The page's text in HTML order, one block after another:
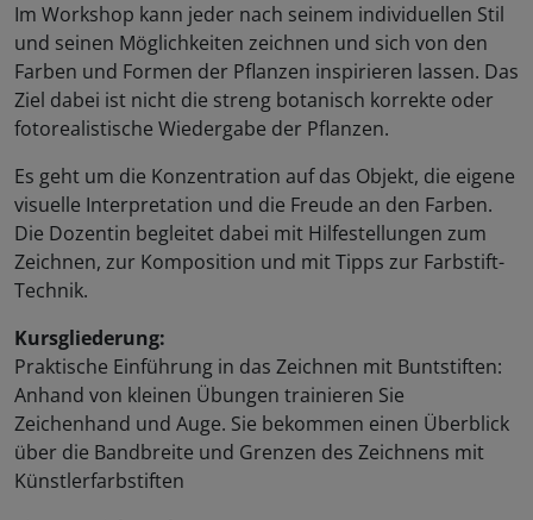
Im Workshop kann jeder nach seinem individuellen Stil
und seinen Möglichkeiten zeichnen und sich von den
Farben und Formen der Pflanzen inspirieren lassen. Das
Ziel dabei ist nicht die streng botanisch korrekte oder
fotorealistische Wiedergabe der Pflanzen.
Es geht um die Konzentration auf das Objekt, die eigene
visuelle Interpretation und die Freude an den Farben.
Die Dozentin begleitet dabei mit Hilfestellungen zum
Zeichnen, zur Komposition und mit Tipps zur Farbstift-
Technik.
Kursgliederung:
Praktische Einführung in das Zeichnen mit Buntstiften:
Anhand von kleinen Übungen trainieren Sie
Zeichenhand und Auge. Sie bekommen einen Überblick
über die Bandbreite und Grenzen des Zeichnens mit
Künstlerfarbstiften